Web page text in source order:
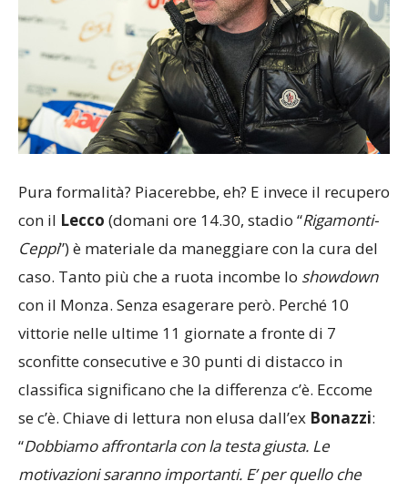
Pura formalità? Piacerebbe, eh? E invece il recupero
con il Lecco (domani ore 14.30, stadio “Rigamonti-
Ceppi”) è materiale da maneggiare con la cura del
caso. Tanto più che a ruota incombe lo showdown
con il Monza. Senza esagerare però. Perché 10
vittorie nelle ultime 11 giornate a fronte di 7
sconfitte consecutive e 30 punti di distacco in
classifica significano che la differenza c’è. Eccome
se c’è. Chiave di lettura non elusa dall’ex Bonazzi:
“Dobbiamo affrontarla con la testa giusta. Le
motivazioni saranno importanti. E’ per quello che